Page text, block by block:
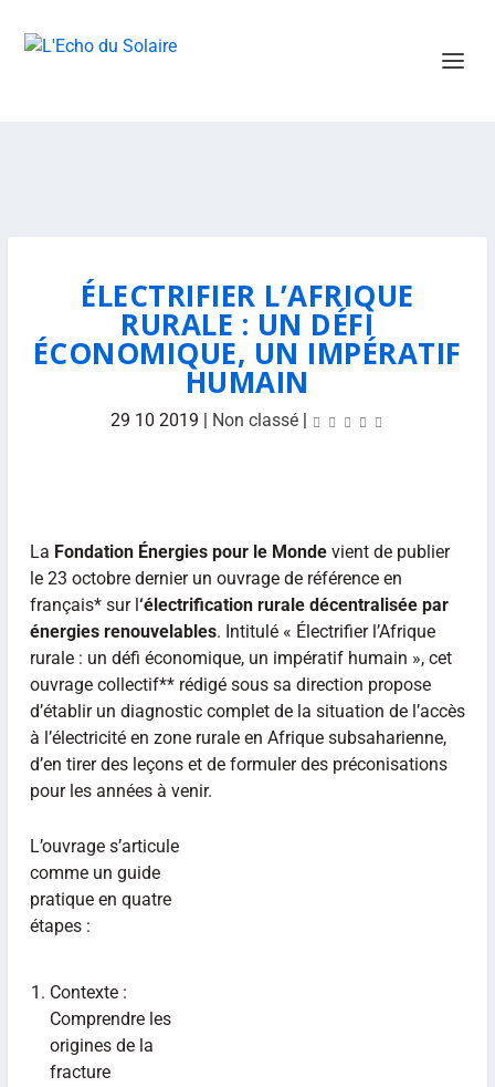
ÉLECTRIFIER L’AFRIQUE
RURALE : UN DÉFI
ÉCONOMIQUE, UN IMPÉRATIF
HUMAIN
29 10 2019 | Non classé|
La Fondation Énergies pour le Mondevient de publier
le 23 octobre dernier un ouvrage de référence en
français* sur l‘électrification rurale décentralisée par
énergies renouvelables. Intitulé « Électrifier l’Afrique
rurale : un défi économique, un impératif humain », cet
ouvrage collectif** rédigé sous sa direction propose
d’établir un diagnostic complet de la situation de l’accès
à l’électricité en zone rurale en Afrique subsaharienne,
d’en tirer des leçons et de formuler des préconisations
pour les années à venir.
L’ouvrage s’articule
comme un guide
pratique en quatre
étapes :
Contexte :
Comprendre les
origines de la
fracture